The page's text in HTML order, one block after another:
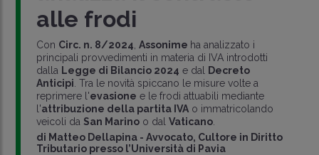
alle frodi
Con Circ. n. 8/2024 Assonime ha analizzato i
principali provvedimenti in materia di IVA introdotti
dalla Legge di Bilancio 2024 e dal
Decreto
Anticipi . Tra le novità spiccano le misure volte a
reprimere l'evasione e le frodi attuabili mediante
l'attribuzione della partita IVAo immatricolando
veicoli da San Marinoo dal Vaticano.
di Matteo Dellapina - Avvocato, Cultore in Diritto
Tributario presso l’Università di Pavia